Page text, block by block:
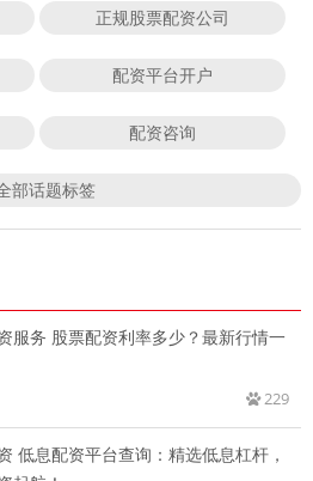
正规股票配资公司
配资平台开户
配资咨询
部话题标签
服务 股票配资利率多少？最新行情一
229
杆，